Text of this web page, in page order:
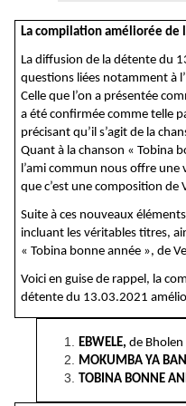
La compilation améliorée de
La diffusion de la détente du
questions liées notamment à
Celle que l’on a présentée
a été confirmée comme telle
précisant qu’il s’agit de la
Quant à la chanson « Tobina
l’ami commun nous offre
que c’est une composition de
Suite à ces nouveaux
incluant les véritables titres,
« Tobina bonne année », de
Voici en guise de rappel, la
détente du 13.03.2021
EBWELE, de Bholen
MOKUMBA YA
TOBINA BONNE